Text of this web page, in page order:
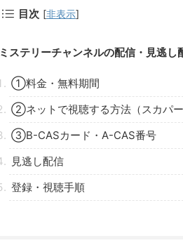
目次 [非表示]
ミステリーチャンネルの配信・見逃し
①料金・無料期間
②ネットで視聴する方法（スカパー
③B-CASカード・A-CAS番号
見逃し配信
登録・視聴手順